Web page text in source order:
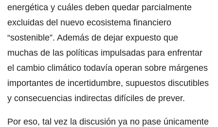
energética y cuáles deben quedar parcialmente
excluidas del nuevo ecosistema financiero
“sostenible”. Además de dejar expuesto que
muchas de las políticas impulsadas para enfrentar
el cambio climático todavía operan sobre márgenes
importantes de incertidumbre, supuestos discutibles
y consecuencias indirectas difíciles de prever.
Por eso, tal vez la discusión ya no pase únicamente